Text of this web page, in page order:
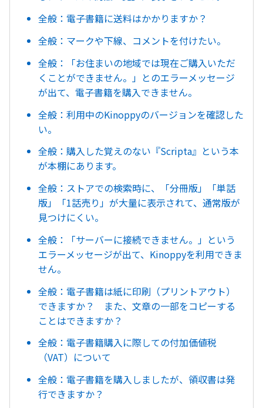
全般：電子書籍に送料はかかりますか？
全般：マークや下線、コメントを付けたい。
全般：「お住まいの地域では現在ご購入いただ
くことができません。」とのエラーメッセージ
が出て、電子書籍を購入できません。
全般：利用中のKinoppyのバージョンを確認した
い。
全般：購入した覚えのない『Scripta』という本
が本棚にあります。
全般：ストアでの検索時に、「分冊版」「単話
版」「1話売り」が大量に表示されて、通常版が
見つけにくい。
全般：「サーバーに接続できません。」という
エラーメッセージが出て、Kinoppyを利用できま
せん。
全般：電子書籍は紙に印刷（プリントアウト）
できますか？ また、文章の一部をコピーする
ことはできますか？
全般：電子書籍購入に際しての付加価値税
（VAT）について
全般：電子書籍を購入しましたが、領収書は発
行できますか？